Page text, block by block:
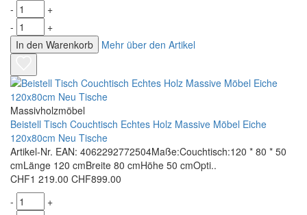
-
+
-
+
In den Warenkorb
Mehr über den Artikel
Massivholzmöbel
Beistell Tisch Couchtisch Echtes Holz Massive Möbel Eiche
120x80cm Neu Tische
Artikel-Nr. EAN: 4062292772504Maße:Couchtisch:120 * 80 * 50
cmLänge 120 cmBreite 80 cmHöhe 50 cmOpti..
CHF1 219.00 CHF899.00
-
+